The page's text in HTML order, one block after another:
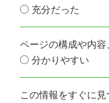
充分だった
ページの構成や内
分かりやすい
この情報をすぐに